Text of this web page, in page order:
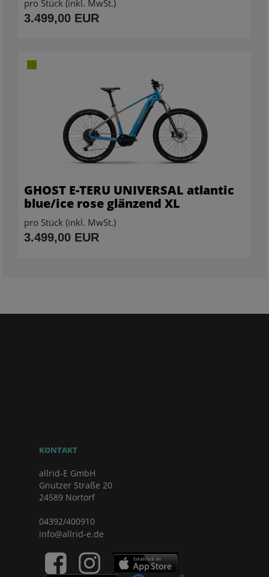
pro Stück (inkl. MwSt.)
3.499,00 EUR
GHOST E-TERU UNIVERSAL atlantic
blue/ice rose glänzend XL
pro Stück (inkl. MwSt.)
3.499,00 EUR
KONTAKT
allrid-E GmbH
Gnutzer Straße 20
24589 Nortorf
04392/400910
info@allrid-e.de